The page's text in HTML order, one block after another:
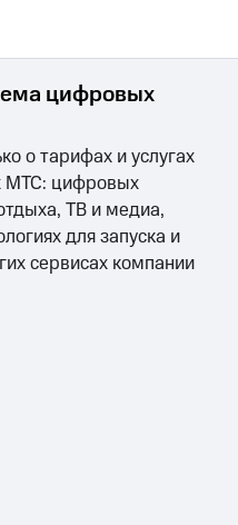
цифровых
о тарифах и услугах
МТС: цифровых
ТВ и медиа,
для запуска и
сервисах компании